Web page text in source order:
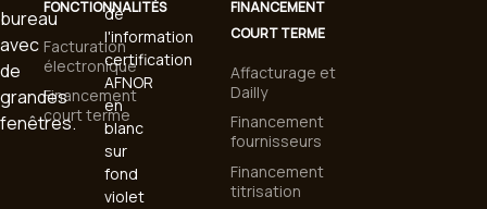
FONCTIONNALITÉS
Facturation
électronique
Financement
court terme
FINANCEMENT
COURT TERME
Affacturage et
Dailly
Financement
fournisseurs
Financement
titrisation